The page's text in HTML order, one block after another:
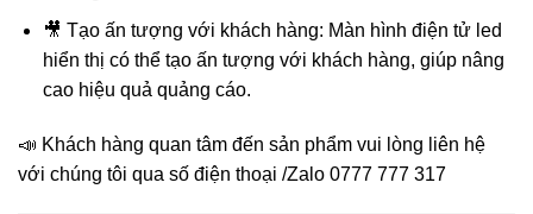
🎥 Tạo ấn tượng với khách hàng: Màn hình điện tử led
hiển thị có thể tạo ấn tượng với khách hàng, giúp nâng
cao hiệu quả quảng cáo.
📣 Khách hàng quan tâm đến sản phẩm vui lòng liên hệ
với chúng tôi qua số điện thoại /Zalo 0777 777 317